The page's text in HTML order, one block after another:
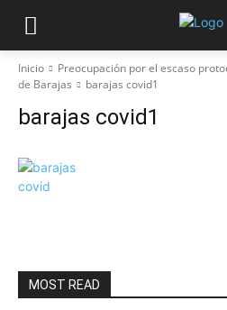
Inicio
Preocupación por el escaso
de Barajas
barajas covid1
barajas covid1
MOST READ